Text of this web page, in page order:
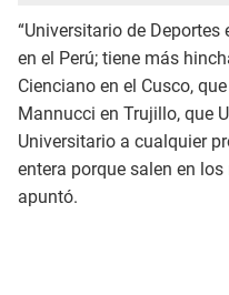
“Universitario de
en el Perú; tiene más
Cienciano en el Cusco,
Mannucci en Trujillo, que
Universitario a cualquier
entera porque salen en
apuntó.